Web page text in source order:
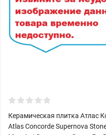
Керамическая плитка Атлас
Atlas Concorde Supernova